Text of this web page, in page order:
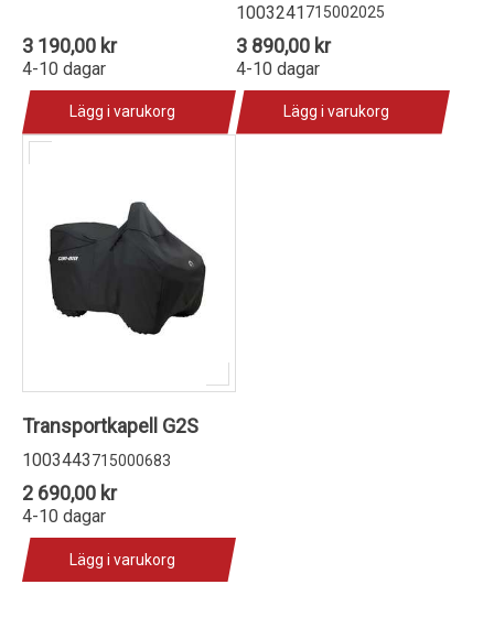
3 190,00 kr
4-10 dagar
Lägg i varukorg
1003241715002025
3 890,00 kr
4-10 dagar
Lägg i varukorg
Transportkapell G2S
1003443715000683
2 690,00 kr
4-10 dagar
Lägg i varukorg